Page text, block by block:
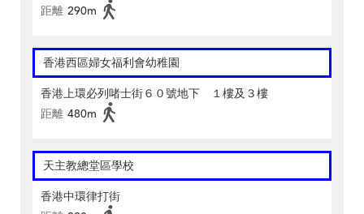
距離 290m
香港西區婦女福利會幼稚園
香港上環必列啫士街６０號地下 １樓及３樓
距離 480m
天主教總堂區學校
香港中環律打街